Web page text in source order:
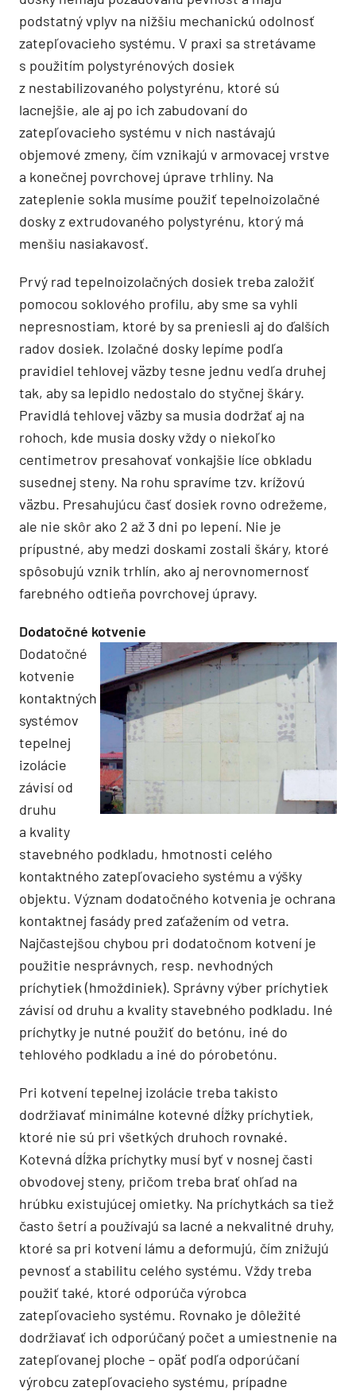
podstatný vplyv na nižšiu mechanickú odolnosť
zatepľovacieho systému. V praxi sa stretávame
s použitím polystyrénových dosiek
z nestabilizovaného polystyrénu, ktoré sú
lacnejšie, ale aj po ich zabudovaní do
zatepľovacieho systému v nich nastávajú
objemové zmeny, čím vznikajú v armovacej vrstve
a konečnej povrchovej úprave trhliny. Na
zateplenie sokla musíme použiť tepelnoizolačné
dosky z extrudovaného polystyrénu, ktorý má
menšiu nasiakavosť.
Prvý rad tepelnoizolačných dosiek treba založiť
pomocou soklového profilu, aby sme sa vyhli
nepresnostiam, ktoré by sa preniesli aj do ďalších
radov dosiek. Izolačné dosky lepíme podľa
pravidiel tehlovej väzby tesne jednu vedľa druhej
tak, aby sa lepidlo nedostalo do styčnej škáry.
Pravidlá tehlovej väzby sa musia dodržať aj na
rohoch, kde musia dosky vždy o niekoľko
centimetrov presahovať vonkajšie líce obkladu
susednej steny. Na rohu spravíme tzv. krížovú
väzbu. Presahujúcu časť dosiek rovno odrežeme,
ale nie skôr ako 2 až 3 dni po lepení. Nie je
prípustné, aby medzi doskami zostali škáry, ktoré
spôsobujú vznik trhlín, ako aj nerovnomernosť
farebného odtieňa povrchovej úpravy.
Dodatočné kotvenie
Dodatočné
kotvenie
kontaktných
systémov
tepelnej
izolácie
závisí od
druhu
a kvality
stavebného podkladu, hmotnosti celého
kontaktného zatepľovacieho systému a výšky
objektu. Význam dodatočného kotvenia je ochrana
kontaktnej fasády pred zaťažením od vetra.
Najčastejšou chybou pri dodatočnom kotvení je
použitie nesprávnych, resp. nevhodných
príchytiek (hmoždiniek). Správny výber príchytiek
závisí od druhu a kvality stavebného podkladu. Iné
príchytky je nutné použiť do betónu, iné do
tehlového podkladu a iné do pórobetónu.
Pri kotvení tepelnej izolácie treba takisto
dodržiavať minimálne kotevné dĺžky príchytiek,
ktoré nie sú pri všetkých druhoch rovnaké.
Kotevná dĺžka príchytky musí byť v nosnej časti
obvodovej steny, pričom treba brať ohľad na
hrúbku existujúcej omietky. Na príchytkách sa tiež
často šetrí a používajú sa lacné a nekvalitné druhy,
ktoré sa pri kotvení lámu a deformujú, čím znižujú
pevnosť a stabilitu celého systému. Vždy treba
použiť také, ktoré odporúča výrobca
zatepľovacieho systému. Rovnako je dôležité
dodržiavať ich odporúčaný počet a umiestnenie na
zatepľovanej ploche – opäť podľa odporúčaní
výrobcu zatepľovacieho systému, prípadne